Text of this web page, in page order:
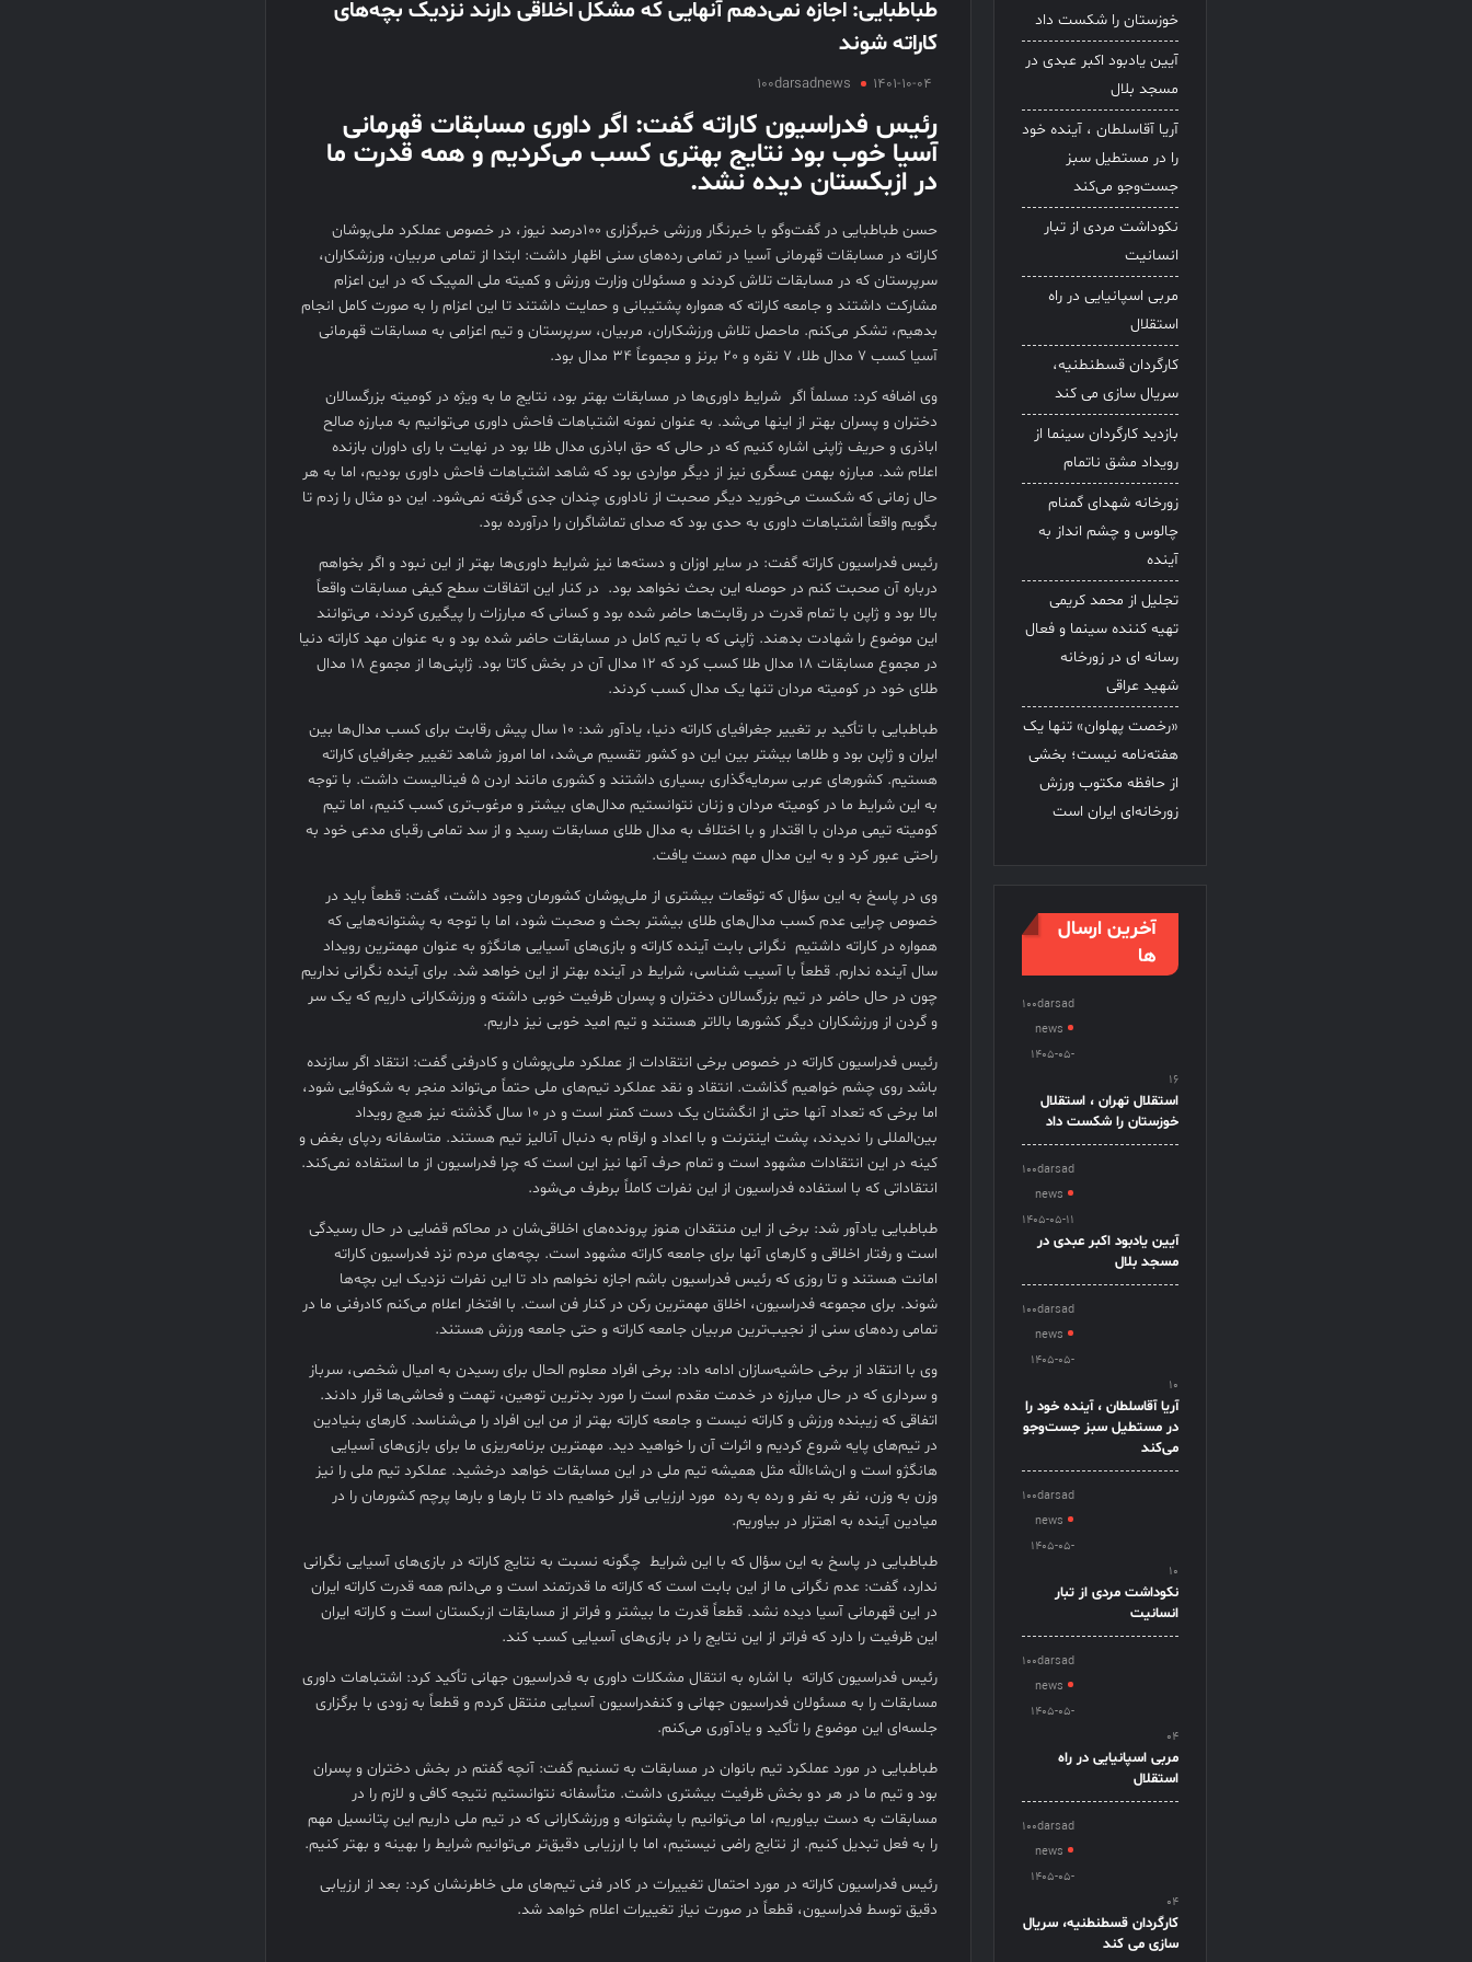
طباطبایی: اجازه نمی‌دهم آنهایی که مشکل اخلاقی دارند نزدیک بچه‌های
کاراته شوند
100darsadnews 1401-10-04
رئیس فدراسیون کاراته گفت: اگر داوری مسابقات قهرمانی
آسیا خوب بود نتایج بهتری کسب می‌کردیم و همه قدرت ما
در ازبکستان دیده نشد.
حسن طباطبایی در گفت‌وگو با خبرنگار ورزشی خبرگزاری 100درصد نیوز، در خصوص عملکرد ملی‌پوشان
کاراته در مسابقات قهرمانی آسیا در تمامی رده‌های سنی اظهار داشت: ابتدا از تمامی مربیان، ورزشکاران،
سرپرستان که در مسابقات تلاش کردند و مسئولان وزارت ورزش و کمیته ملی المپیک که در این اعزام
مشارکت داشتند و جامعه کاراته که همواره پشتیبانی و حمایت داشتند تا این اعزام را به صورت کامل انجام
بدهیم، تشکر می‌کنم. ماحصل تلاش ورزشکاران، مربیان، سرپرستان و تیم اعزامی به مسابقات قهرمانی
آسیا کسب 7 مدال طلا، 7 نقره و 20 برنز و مجموعاً 34 مدال بود.
وی اضافه کرد: مسلماً اگر شرایط داوری‌ها در مسابقات بهتر بود، نتایج ما به ویژه در کومیته بزرگسالان
دختران و پسران بهتر از اینها می‌شد. به عنوان نمونه اشتباهات فاحش داوری می‌توانیم به مبارزه صالح
اباذری و حریف ژاپنی اشاره کنیم که در حالی که حق اباذری مدال طلا بود در نهایت با رای داوران بازنده
اعلام شد. مبارزه بهمن عسگری نیز از دیگر مواردی بود که شاهد اشتباهات فاحش داوری بودیم، اما به هر
حال زمانی که شکست می‌خورید دیگر صحبت از ناداوری چندان جدی گرفته نمی‌شود. این دو مثال را زدم تا
بگویم واقعاً اشتباهات داوری به حدی بود که صدای تماشاگران را درآورده بود.
رئیس فدراسیون کاراته گفت: در سایر اوزان و دسته‌ها نیز شرایط داوری‌ها بهتر از این نبود و اگر بخواهم
درباره آن صحبت کنم در حوصله این بحث نخواهد بود. در کنار این اتفاقات سطح کیفی مسابقات واقعاً
بالا بود و ژاپن با تمام قدرت در رقابت‌ها حاضر شده بود و کسانی که مبارزات را پیگیری کردند، می‌توانند
این موضوع را شهادت بدهند. ژاپنی که با تیم کامل در مسابقات حاضر شده بود و به عنوان مهد کاراته دنیا
در مجموع مسابقات 18 مدال طلا کسب کرد که 12 مدال آن در بخش کاتا بود. ژاپنی‌ها از مجموع 18 مدال
طلای خود در کومیته مردان تنها یک مدال کسب کردند.
طباطبایی با تأکید بر تغییر جغرافیای کاراته دنیا، یادآور شد: 10 سال پیش رقابت برای کسب مدال‌ها بین
ایران و ژاپن بود و طلاها بیشتر بین این دو کشور تقسیم می‌شد، اما امروز شاهد تغییر جغرافیای کاراته
هستیم. کشورهای عربی سرمایه‌گذاری بسیاری داشتند و کشوری مانند اردن 5 فینالیست داشت. با توجه
به این شرایط ما در کومیته مردان و زنان نتوانستیم مدال‌های بیشتر و مرغوب‌تری کسب کنیم، اما تیم
کومیته تیمی مردان با اقتدار و با اختلاف به مدال طلای مسابقات رسید و از سد تمامی رقبای مدعی خود به
راحتی عبور کرد و به این مدال مهم دست یافت.
وی در پاسخ به این سؤال که توقعات بیشتری از ملی‌پوشان کشورمان وجود داشت، گفت: قطعاً باید در
خصوص چرایی عدم کسب مدال‌های طلای بیشتر بحث و صحبت شود، اما با توجه به پشتوانه‌هایی که
همواره در کاراته داشتیم نگرانی بابت آینده کاراته و بازی‌های آسیایی هانگژو به عنوان مهمترین رویداد
سال آینده ندارم. قطعاً با آسیب شناسی، شرایط در آینده بهتر از این خواهد شد. برای آینده نگرانی نداریم
چون در حال حاضر در تیم بزرگسالان دختران و پسران ظرفیت خوبی داشته و ورزشکارانی داریم که یک سر
و گردن از ورزشکاران دیگر کشور‌ها بالاتر هستند و تیم امید خوبی نیز داریم.
رئیس فدراسیون کاراته در خصوص برخی انتقادات از عملکرد ملی‌پوشان و کادرفنی گفت: انتقاد اگر سازنده
باشد روی چشم خواهیم گذاشت. انتقاد و نقد عملکرد تیم‌های ملی حتماً می‌تواند منجر به شکوفایی شود،
اما برخی که تعداد آنها حتی از انگشتان یک دست کمتر است و در 10 سال گذشته نیز هیچ رویداد
بین‌المللی را ندیدند، پشت اینترنت و با اعداد و ارقام به دنبال آنالیز تیم هستند. متاسفانه ردپای بغض و
کینه در این انتقادات مشهود است و تمام حرف آنها نیز این است که چرا فدراسیون از ما استفاده نمی‌کند.
انتقاداتی که با استفاده فدراسیون از این نفرات کاملاً برطرف می‌شود.
طباطبایی یادآور شد: برخی از این منتقدان هنوز پرونده‌های اخلاقی‌شان در محاکم قضایی در حال رسیدگی
است و رفتار اخلاقی و کارهای آنها برای جامعه کاراته مشهود است. بچه‌های مردم نزد فدراسیون کاراته
امانت هستند و تا روزی که رئیس فدراسیون باشم اجازه نخواهم داد تا این نفرات نزدیک این بچه‌ها
شوند. برای مجموعه فدراسیون، اخلاق مهمترین رکن در کنار فن است. با افتخار اعلام می‌کنم کادرفنی ما در
تمامی رده‌های سنی از نجیب‌ترین مربیان جامعه کاراته و حتی جامعه ورزش هستند.
وی با انتقاد از برخی حاشیه‌سازان ادامه داد: برخی افراد معلوم الحال برای رسیدن به امیال شخصی، سرباز
و سرداری که در حال مبارزه در خدمت مقدم است را مورد بدترین توهین‌، تهمت‌ و فحاشی‌ها قرار دادند.
اتفاقی که زیبنده ورزش و کاراته نیست و جامعه کاراته بهتر از من این افراد را می‌شناسد. کارهای بنیادین
در تیم‌های پایه شروع کردیم و اثرات آن را خواهید دید. مهمترین برنامه‌ریزی ما برای بازی‌های آسیایی
هانگژو است و ان‌شاءالله مثل همیشه تیم ملی در این مسابقات خواهد درخشید. عملکرد تیم ملی را نیز
وزن به وزن، نفر به نفر و رده به رده مورد ارزیابی قرار خواهیم داد تا بارها و بارها پرچم کشورمان را در
میادین آینده به اهتزار در بیاوریم.
طباطبایی در پاسخ به این سؤال که با این شرایط چگونه نسبت به نتایج کاراته در بازی‌های آسیایی نگرانی
ندارد، گفت: عدم نگرانی ما از این بابت است که کاراته ما قدرتمند است و می‌دانم همه قدرت کاراته ایران
در این قهرمانی آسیا دیده نشد. قطعاً قدرت ما بیشتر و فراتر از مسابقات ازبکستان است و کاراته ایران
این ظرفیت را دارد که فراتر از این نتایج را در بازی‌های آسیایی کسب کند.
رئیس فدراسیون کاراته با اشاره به انتقال مشکلات داوری به فدراسیون جهانی تأکید کرد: اشتباهات داوری
مسابقات را به مسئولان فدراسیون جهانی و کنفدراسیون آسیایی منتقل کردم و قطعاً به زودی با برگزاری
جلسه‌ای این موضوع را تأکید و یادآوری می‌کنم.
طباطبایی در مورد عملکرد تیم بانوان در مسابقات به تسنیم گفت: آنچه گفتم در بخش دختران و پسران
بود و تیم ما در هر دو بخش ظرفیت بیشتری داشت. متأسفانه نتوانستیم نتیجه کافی و لازم را در
مسابقات به دست بیاوریم، اما می‌توانیم با پشتوانه و ورزشکارانی که در تیم ملی داریم این پتانسیل مهم
را به فعل تبدیل کنیم. از نتایج راضی نیستیم، اما با ارزیابی دقیق‌تر می‌توانیم شرایط را بهینه و بهتر کنیم.
رئیس فدراسیون کاراته در مورد احتمال تغییرات در کادر فنی تیم‌های ملی خاطرنشان کرد: بعد از ارزیابی
دقیق توسط فدراسیون، قطعاً در صورت نیاز تغییرات اعلام خواهد شد.
خوزستان را شکست داد
آیین یادبود اکبر عبدی در
مسجد بلال
آریا آقاسلطان ، آینده خود
را در مستطیل سبز
جست‌وجو می‌کند
نکوداشت مردی از تبار
انسانیت
مربی اسپانیایی در راه
استقلال
کارگردان قسطنطنیه،
سریال سازی می کند
بازدید کارگردان سینما از
رویداد مشق ناتمام
زورخانه شهدای گمنام
چالوس و چشم انداز به
آینده
تجلیل از محمد کریمی
تهیه کننده سینما و فعال
رسانه ای در زورخانه
شهید عراقی
«رخصت پهلوان» تنها یک
هفته‌نامه نیست؛ بخشی
از حافظه مکتوب ورزش
زورخانه‌ای ایران است
آخرین ارسال
ها
100darsad
news
1405-05-
16
استقلال تهران ، استقلال
خوزستان را شکست داد
100darsad
news
1405-05-11
آیین یادبود اکبر عبدی در
مسجد بلال
100darsad
news
1405-05-
10
آریا آقاسلطان ، آینده خود را
در مستطیل سبز جست‌وجو
می‌کند
100darsad
news
1405-05-
10
نکوداشت مردی از تبار
انسانیت
100darsad
news
1405-05-
04
مربی اسپانیایی در راه
استقلال
100darsad
news
1405-05-
04
کارگردان قسطنطنیه، سریال
سازی می کند